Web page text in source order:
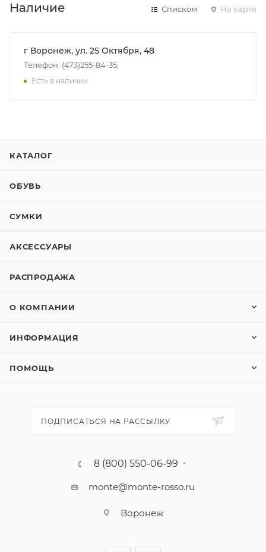
Наличие Списком На карте
г Воронеж, ул. 25 Октября, 48
Телефон: (473)255-84-35,
Есть в наличии
КАТАЛОГ
ОБУВЬ
СУМКИ
АКСЕССУАРЫ
РАСПРОДАЖА
О КОМПАНИИ
ИНФОРМАЦИЯ
ПОМОЩЬ
ПОДПИСАТЬСЯ НА РАССЫЛКУ
8 (800) 550-06-99
monte@monte-rosso.ru
Воронеж